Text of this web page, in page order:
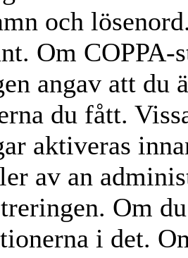
och
Om
angav att du
du fått.
aktiveras
av an
Om
i det.